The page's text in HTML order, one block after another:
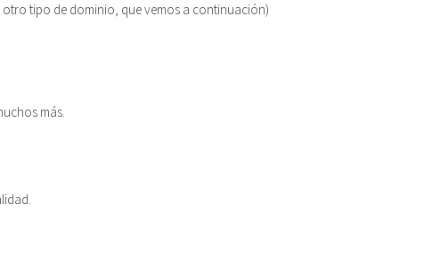
otro tipo de dominio, que vemos a continuación)
más.